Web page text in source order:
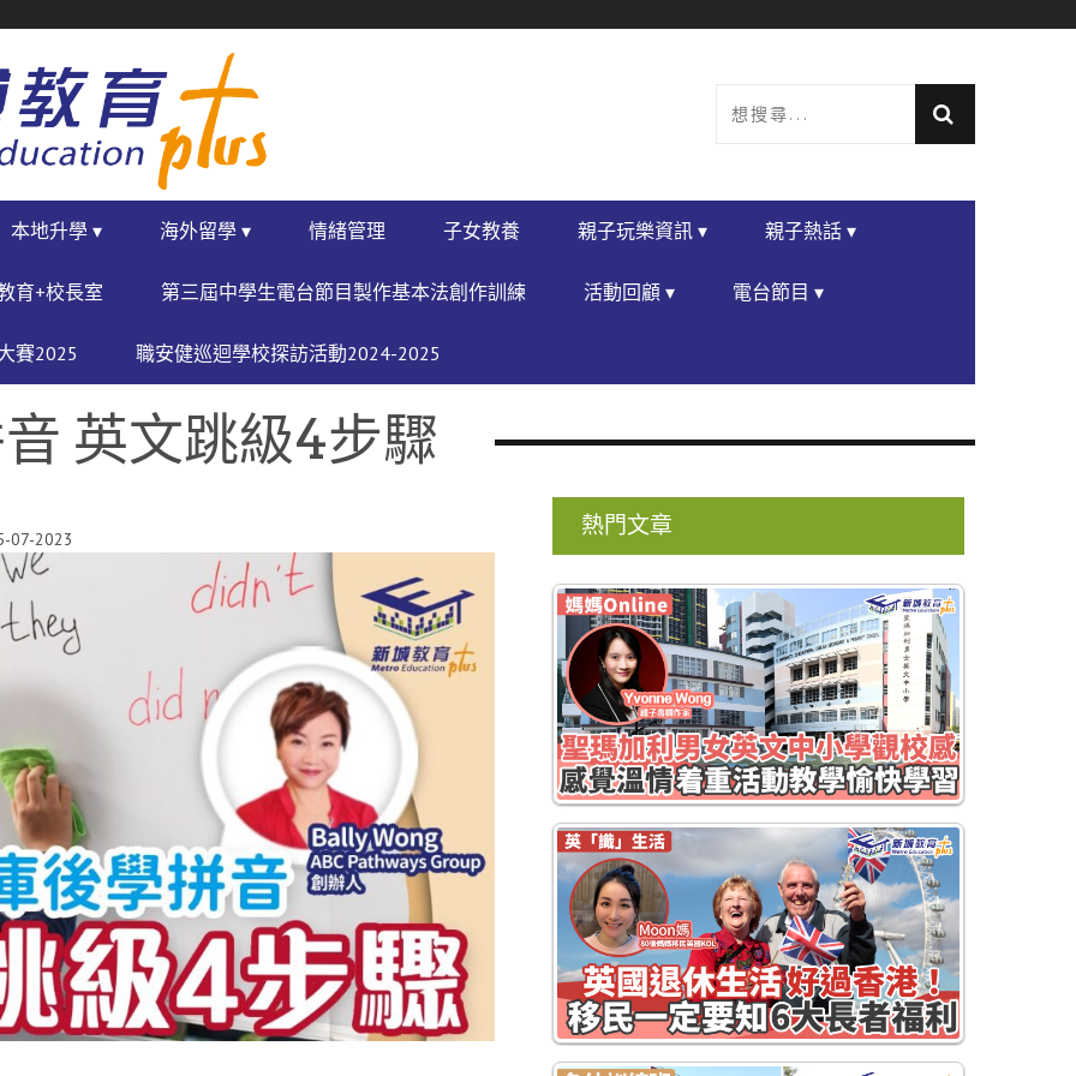
本地升學 ▾ 海外留學 ▾ 情緒管理 子女教養 親子玩樂資訊 ▾ 親子熱話 ▾
育+校長室 第三屆中學生電台節目製作基本法創作訓練 活動回顧 ▾ 電台節目 ▾
賽2025 職安健巡迴學校探訪活動2024-2025
英文跳級4步驟
07-2023
熱門文章